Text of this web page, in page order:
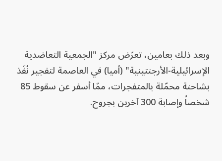
وبعد ذلك بعامين، تعرّض مركز "الجمعية التعاضدية
الإسرائيلية-الأرجنتينية" (أميا) في العاصمة لتفجير نُفّذ
بشاحنة محمّلة بالمتفجرات، ممّا أسفر عن سقوط 85
شخصاً وإصابة 300 آخرين بجروح.